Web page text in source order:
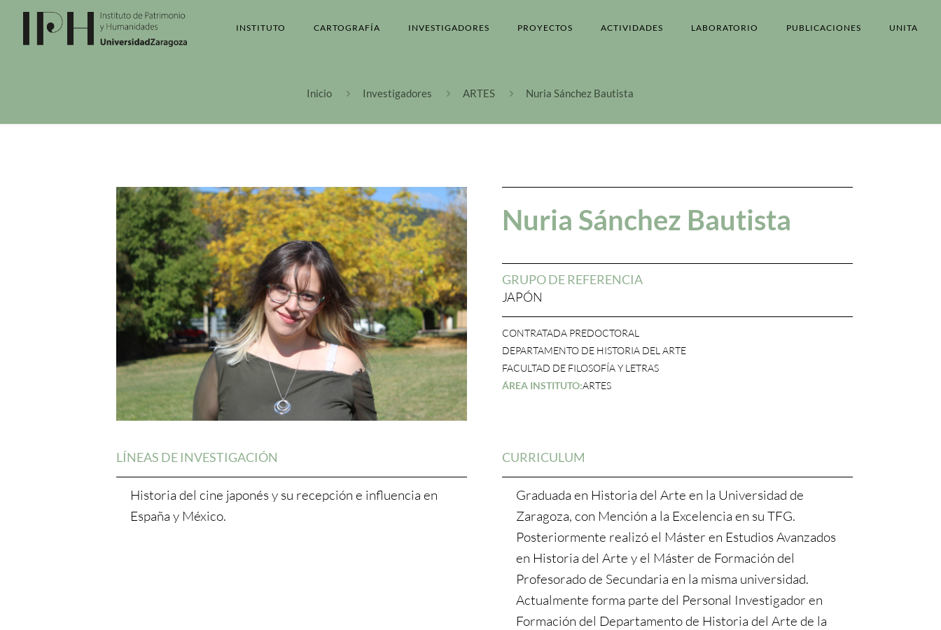
INSTITUTO CARTOGRAFÍA INVESTIGADORES PROYECTOS ACTIVIDADES LABORATORIO PUBLICACIONES UNITA
Inicio Investigadores ARTES Nuria Sánchez Bautista
Nuria Sánchez Bautista
GRUPO DE REFERENCIA
JAPÓN
CONTRATADA PREDOCTORAL
DEPARTAMENTO DE HISTORIA DEL ARTE
FACULTAD DE FILOSOFÍA Y LETRAS
ÁREA INSTITUTO:ARTES
LÍNEAS DE INVESTIGACIÓN
Historia del cine japonés y su recepción e influencia en
España y México.
CURRICULUM
Graduada en Historia del Arte en la Universidad de
Zaragoza, con Mención a la Excelencia en su TFG.
Posteriormente realizó el Máster en Estudios Avanzados
en Historia del Arte y el Máster de Formación del
Profesorado de Secundaria en la misma universidad.
Actualmente forma parte del Personal Investigador en
Formación del Departamento de Historia del Arte de la